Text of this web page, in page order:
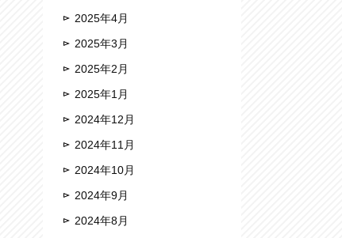
2025年4月
2025年3月
2025年2月
2025年1月
2024年12月
2024年11月
2024年10月
2024年9月
2024年8月